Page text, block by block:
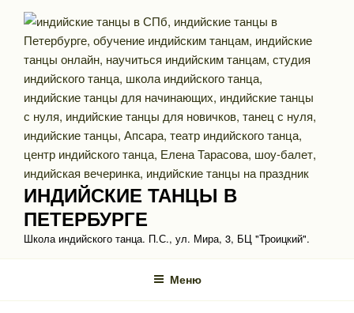
Перейти
содержимому
ИНДИЙСКИЕ ТАНЦЫ В
ПЕТЕРБУРГЕ
Школа индийского танца. П.С., ул. Мира, 3, БЦ "Троицкий".
Меню